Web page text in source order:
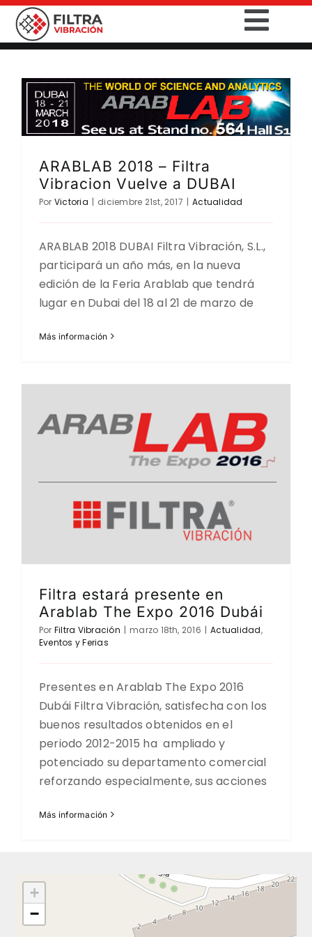
Saltar
contenido
INICIO
PRODUCTOS
SERVICIOS
CONTACTO
DESCARGAS
ARABLAB 2018 – Filtra
Vibracion Vuelve a DUBAI
Por Victoria | diciembre 21st, 2017 | Actualidad
ARABLAB 2018 DUBAI Filtra Vibración, S.L.,
participará un año más, en la nueva
edición de la Feria Arablab que tendrá
lugar en Dubai del 18 al 21 de marzo de
Más información
Filtra estará presente en
Arablab The Expo 2016 Dubái
Por Filtra Vibración | marzo 18th, 2016 | Actualidad,
Eventos y Ferias
Presentes en Arablab The Expo 2016
Dubái Filtra Vibración, satisfecha con los
buenos resultados obtenidos en el
periodo 2012-2015 ha ampliado y
potenciado su departamento comercial
reforzando especialmente, sus acciones
Más información
+
−